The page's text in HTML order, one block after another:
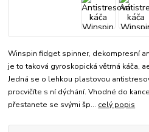
Winspin fidget spinner, dekompresní
je to taková gyroskopická větrná káča,
Jedná se o lehkou plastovou
procvičíte s ní dýchání. Vhodné do
přestanete se svými šp... celý popis